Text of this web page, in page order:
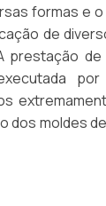
formas e
de
prestação
por
dos moldes